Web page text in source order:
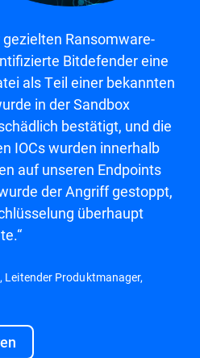
Ransomware-
Bitdefender eine
als Teil einer bekannten
in der Sandbox
bestätigt, und die
IOCs wurden innerhalb
auf unseren Endpoints
der Angriff gestoppt,
überhaupt
Leitender Produktmanager,